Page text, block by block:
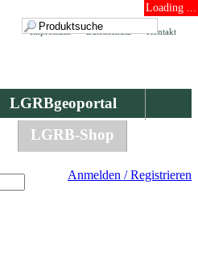
Loading ...
Kontakt
Datenschutz
Impressum
LGRBgeoportal
LGRB-Shop
Anmelden / Registrieren